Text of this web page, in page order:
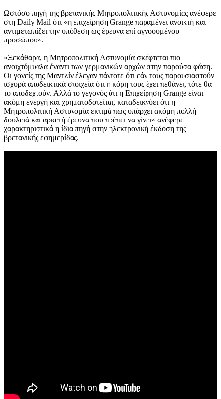
Ωστόσο πηγή της βρετανικής Μητροπολιτικής Αστυνομίας ανέφερε
στη Daily Mail ότι «η επιχείρηση Grange παραμένει ανοικτή και
αντιμετωπίζει την υπόθεση ως έρευνα επί αγνοουμένου
προσώπου».
«Ξεκάθαρα, η Μητροπολιτική Αστυνομία σκέφτεται πιο
ανοιχτόμυαλα έναντι των γερμανικών αρχών στην παρούσα φάση.
Οι γονείς της Μαντλίν έλεγαν πάντοτε ότι εάν τους παρουσιαστούν
ισχυρά αποδεικτικά στοιχεία ότι η κόρη τους έχει πεθάνει, τότε θα
το αποδεχτούν. Αλλά το γεγονός ότι η Επιχείρηση Grange είναι
ακόμη ενεργή και χρηματοδοτείται, καταδεικνύει ότι η
Μητροπολιτική Αστυνομία εκτιμά πως υπάρχει ακόμη πολλή
δουλειά και αρκετή έρευνα που πρέπει να γίνει» ανέφερε
χαρακτηριστικά η ίδια πηγή στην ηλεκτρονική έκδοση της
βρετανικής εφημερίδας.